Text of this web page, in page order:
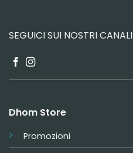
SEGUICI SUI NOSTRI CANALI
Dhom Store
Promozioni